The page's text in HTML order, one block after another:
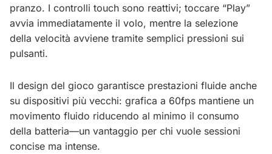
pranzo. I controlli touch sono reattivi; toccare “Play”
avvia immediatamente il volo, mentre la selezione
della velocità avviene tramite semplici pressioni sui
pulsanti.
Il design del gioco garantisce prestazioni fluide anche
su dispositivi più vecchi: grafica a 60fps mantiene un
movimento fluido riducendo al minimo il consumo
della batteria—un vantaggio per chi vuole sessioni
concise ma intense.